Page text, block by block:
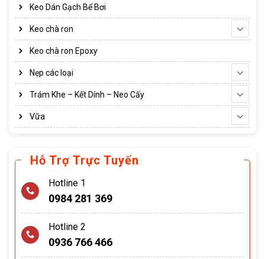
Keo Dán Gạch Bể Bơi
Keo chà ron
Keo chà ron Epoxy
Nẹp các loại
Trám Khe – Kết Dính – Neo Cấy
Vữa
Hỗ Trợ Trực Tuyến
Hotline 1
0984 281 369
Hotline 2
0936 766 466